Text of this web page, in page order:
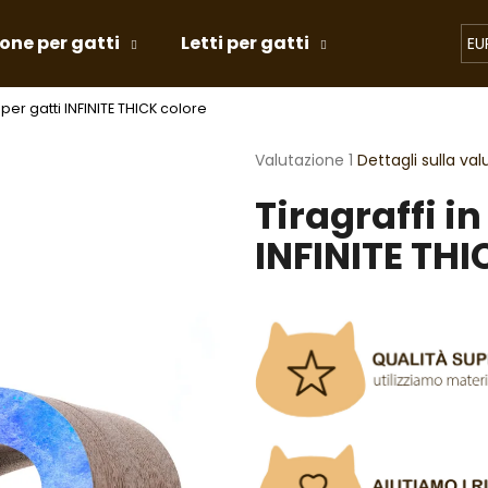
per gatti Letti per gatti Giochi per
gatti INFINITE THICK colore
La
media
prodotto
stelle.
Valutazione 1 Dettagli sulla
Tiragraffi
INFINITE
Cosa state cercando?
RICERCA